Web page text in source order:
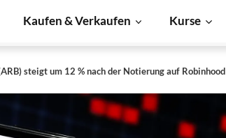
Kaufen & Verkaufen Kurse
steigt um 12 % nach der Notierung auf Robinhood